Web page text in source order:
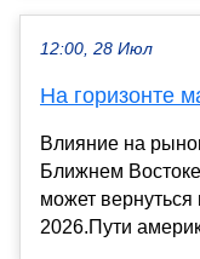
12:00, 28 Июл
На горизонте
Влияние на
Ближнем
может
2026.Пути